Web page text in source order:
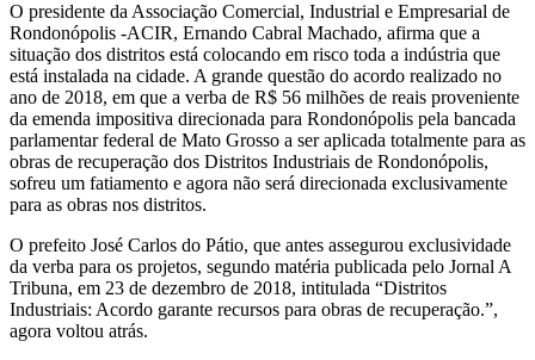
O presidente da Associação Comercial, Industrial e Empresarial de
Rondonópolis -ACIR, Ernando Cabral Machado, afirma que a
situação dos distritos está colocando em risco toda a indústria que
está instalada na cidade. A grande questão do acordo realizado no
ano de 2018, em que a verba de R$ 56 milhões de reais proveniente
da emenda impositiva direcionada para Rondonópolis pela bancada
parlamentar federal de Mato Grosso a ser aplicada totalmente para as
obras de recuperação dos Distritos Industriais de Rondonópolis,
sofreu um fatiamento e agora não será direcionada exclusivamente
para as obras nos distritos.
O prefeito José Carlos do Pátio, que antes assegurou exclusividade
da verba para os projetos, segundo matéria publicada pelo Jornal A
Tribuna, em 23 de dezembro de 2018, intitulada “Distritos
Industriais: Acordo garante recursos para obras de recuperação.”,
agora voltou atrás.